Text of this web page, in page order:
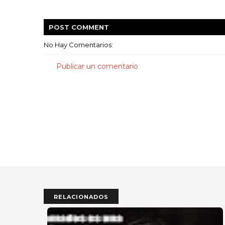
POST COMMENT
No Hay Comentarios:
Publicar un comentario
RELACIONADOS